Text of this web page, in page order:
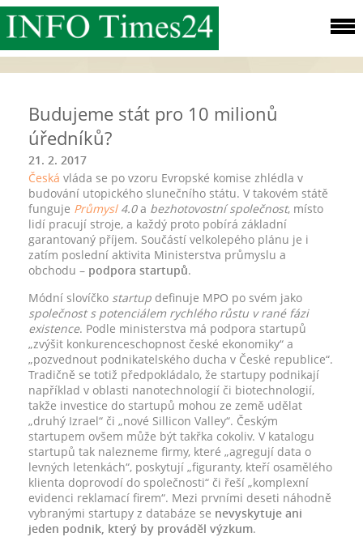
Budujeme stát pro 10 milionů
úředníků?
21. 2. 2017
Česká vláda se po vzoru Evropské komise zhlédla v
budování utopického slunečního státu. V takovém státě
funguje Průmysl4.0a bezhotovostní společnost, místo
lidí pracují stroje, a každý proto pobírá základní
garantovaný příjem. Součástí velkolepého plánu je i
zatím poslední aktivita Ministerstva průmyslu a
obchodu – podpora startupů.
Módní slovíčko startup definuje MPO po svém jako
společnost s potenciálem rychlého růstu v rané fázi
existence. Podle ministerstva má podpora startupů
„zvýšit konkurenceschopnost české ekonomiky“ a
„pozvednout podnikatelského ducha v České republice“.
Tradičně se totiž předpokládalo, že startupy podnikají
například v oblasti nanotechnologií či biotechnologií,
takže investice do startupů mohou ze země udělat
„druhý Izrael“ či „nové Sillicon Valley“. Českým
startupem ovšem může být takřka cokoliv. V katalogu
startupů tak nalezneme firmy, které „agregují data o
levných letenkách“, poskytují „figuranty, kteří osamělého
klienta doprovodí do společnosti“ či řeší „komplexní
evidenci reklamací firem“. Mezi prvními deseti náhodně
vybranými startupy z databáze se nevyskytuje ani
jeden podnik, který by prováděl výzkum.